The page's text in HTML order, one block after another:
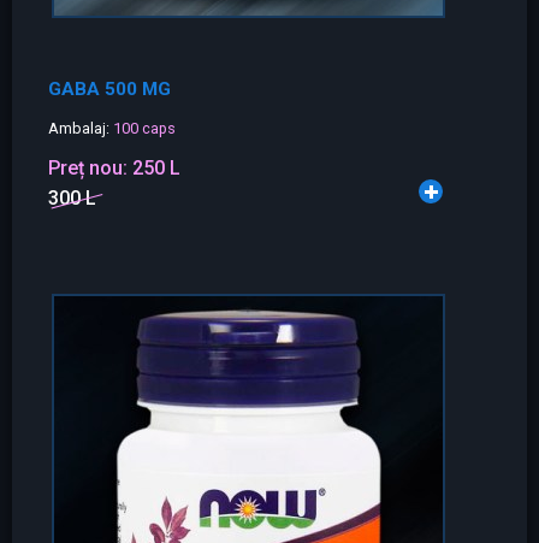
GABA 500 MG
Ambalaj: 100 caps
Preț nou: 250 L
300 L